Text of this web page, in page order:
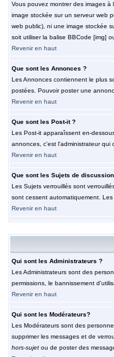
Vous pouvez montrer des images
image stockée sur un serveur web
web public), ni une image stockée
soit utiliser la balise BBCode [img]
Revenir en haut
Que sont les Annonces ?
Les Annonces contiennent le plus
postées. Pouvoir poster une
Revenir en haut
Que sont les Post-it ?
Les Post-it apparaîssent en-
annonces, c'est l'administrateur qui
Revenir en haut
Que sont les Sujets de
Les Sujets verrouillés sont
sont cessent automatiquement.
Revenir en haut
Qui sont les Administrateurs ?
Les Administrateurs sont des
permissions, le bannissement
Revenir en haut
Qui sont les Modérateurs?
Les Modérateurs sont des
supprimer les messages et de
hors-sujetou de poster des